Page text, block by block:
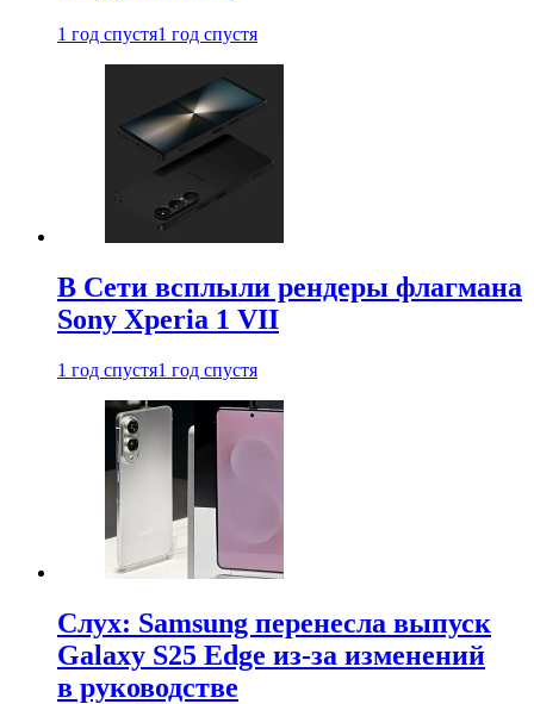
1 год спустя1 год спустя
В Сети всплыли рендеры флагмана
Sony Xperia 1 VII
1 год спустя1 год спустя
Слух: Samsung перенесла выпуск
Galaxy S25 Edge из-за изменений
в руководстве